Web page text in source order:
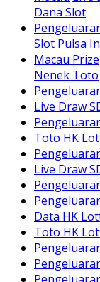
Dana Slot
Slot Pulsa
Macau Prize
Nenek Toto
Live Draw
Toto HK
Live Draw
Data HK
Toto HK